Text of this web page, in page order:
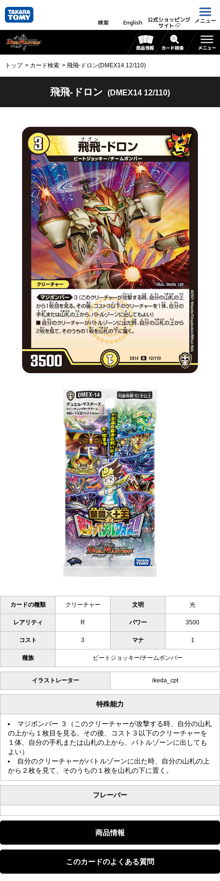
検索 English 公式ショッピング
サイト
メニュー
トップ カード検索 飛飛-ドロン(DMEX14 12/110)
飛飛-ドロン (DMEX14 12/110)
カードの種類 クリーチャー 文明 光
レアリティ R パワー 3500
コスト 3 マナ 1
種族 ビートジョッキー/チームボンバー
イラストレーター ikeda_cpt
特殊能力
マジボンバー ３（このクリーチャーが攻撃する時、自分の山札
の上から１枚目を見る。その後、コスト３以下のクリーチャーを
１体、自分の手札または山札の上から、バトルゾーンに出しても
よい）
自分のクリーチャーがバトルゾーンに出た時、自分の山札の上
から２枚を見て、そのうちの１枚を山札の下に置く。
フレーバー
商品情報
このカードのよくある質問